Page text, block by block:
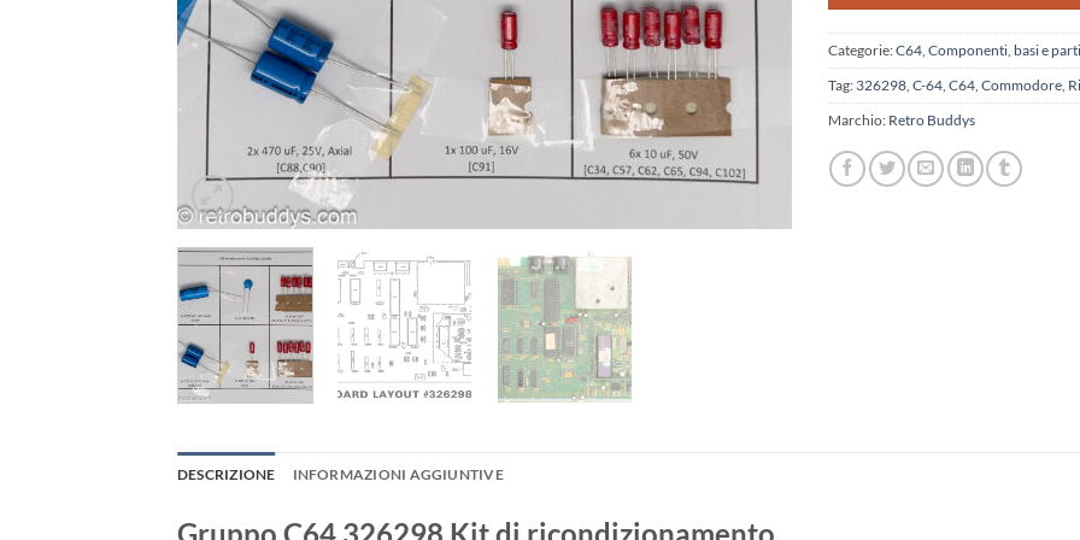
Categorie:C64 Componenti, basi e parti
Tag: 326298 C-64 C64 Commodore
Marchio: Retro Buddys
DESCRIZIONE INFORMAZIONI AGGIUNTIVE